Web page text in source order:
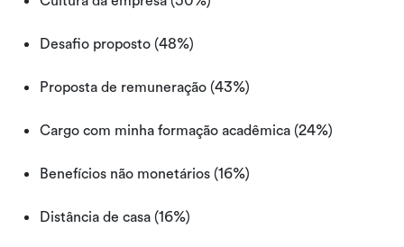
Desafio proposto (48%)
Proposta de remuneração (43%)
Cargo com minha formação acadêmica (24%)
Benefícios não monetários (16%)
Distância de casa (16%)